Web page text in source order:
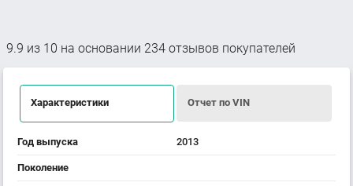
9.9 из 10 на основании 234 отзывов покупателей
Характеристики Отчет по VIN
Год выпуска 2013
Поколение